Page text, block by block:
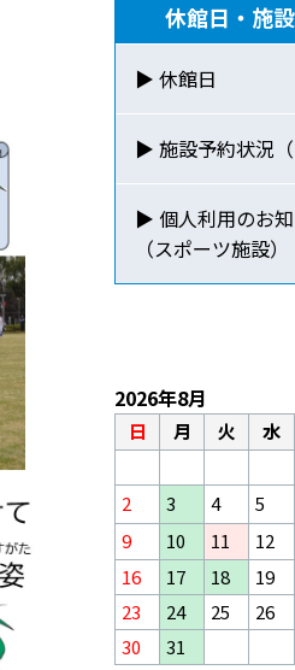
休館日・施
▶ 休館日
▶ 施設予約状況（
▶ 個人利用のお
（スポーツ施設）
2026年8月
日 月 火 水
2
3 4 5
9
10 11 12
16
17 18 19
23
24 25 26
30
31